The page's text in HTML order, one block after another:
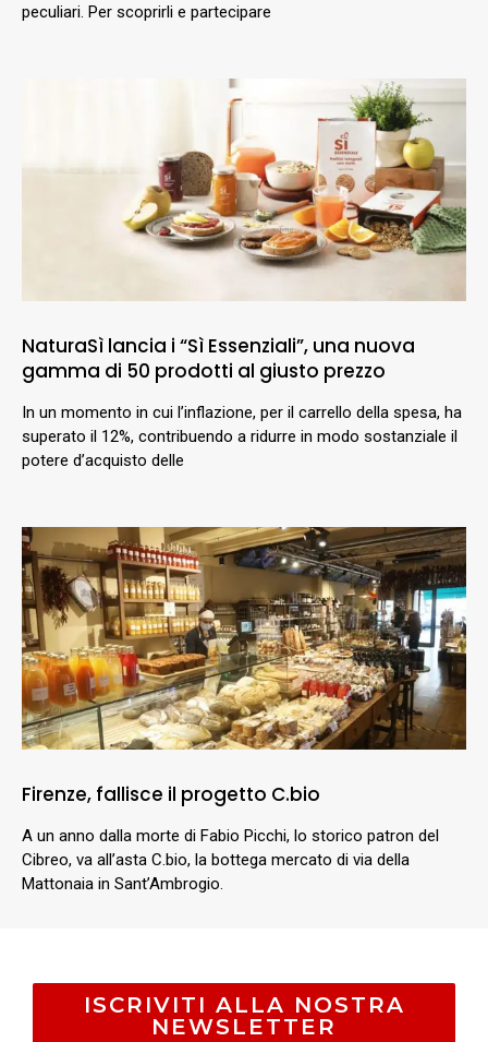
peculiari. Per scoprirli e partecipare
NaturaSì lancia i “Sì Essenziali”, una nuova
gamma di 50 prodotti al giusto prezzo
In un momento in cui l’inflazione, per il carrello della spesa, ha
superato il 12%, contribuendo a ridurre in modo sostanziale il
potere d’acquisto delle
Firenze, fallisce il progetto C.bio
A un anno dalla morte di Fabio Picchi, lo storico patron del
Cibreo, va all’asta C.bio, la bottega mercato di via della
Mattonaia in Sant’Ambrogio.
ISCRIVITI ALLA NOSTRA
NEWSLETTER